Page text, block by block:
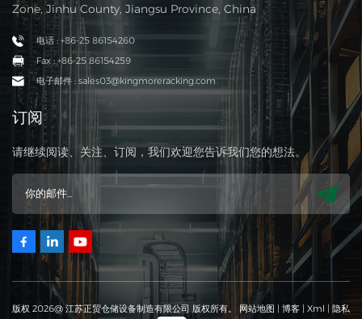
Zone, Jinhu County, Jiangsu Province, China
电话 : +86-25 86154260
Fax : +86-25 86154259
电子邮件 : sales03@kingmoreracking.com
订阅
请继续阅读、关注、订阅，我们欢迎您告诉我们您的想法。
版权 2026@ 江苏正贸仓储设备制造有限公司 版权所有。 网站地图 博客 Xml 隐私